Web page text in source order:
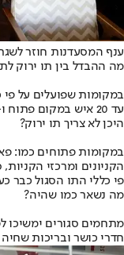
ענף המסעדנות חוזר
מה ההבדל בין תו ירוק
במקומות שפועלים על
עד 20 איש במקום פתוח ו-10 אנשים במקום סגור.
היכן לא צריך תו ירוק?
במקומות פתוחים כמו:
הקניונים ומרכזי
פי כללי התו הסגול כבר
מה נשאר כמו שהיה?
מתחמים סגורים ימשיכו
חדרי כושר ובריכות